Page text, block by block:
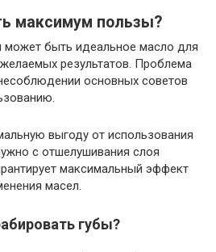
максимум пользы?
быть идеальное масло для
результатов. Проблема
основных советов
выгоду от использования
с отшелушивания слоя
максимальный эффект
масел.
губы?